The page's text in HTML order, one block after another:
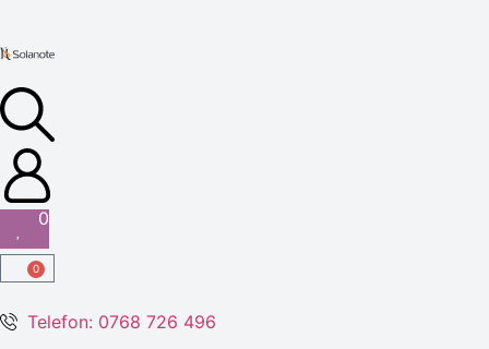
0
0
Telefon: 0768 726 496